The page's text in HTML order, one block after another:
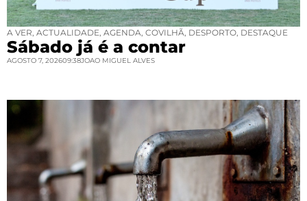
A VER, ACTUALIDADE, AGENDA, COVILHÃ, DESPORTO, DESTAQUE
Sábado já é a contar
AGOSTO 7, 202609:38JOAO MIGUEL ALVES